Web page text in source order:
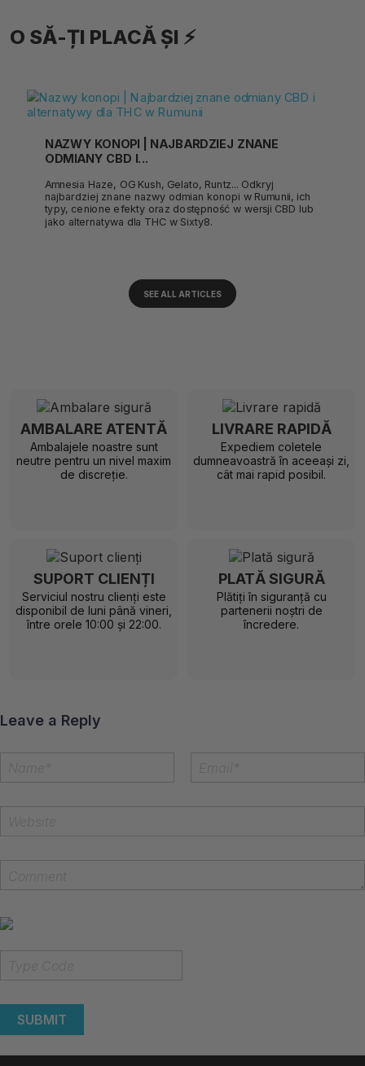
O SĂ-ȚI PLACĂ ȘI ⚡
NAZWY KONOPI | NAJBARDZIEJ ZNANE
ODMIANY CBD I...
Amnesia Haze, OG Kush, Gelato, Runtz... Odkryj
najbardziej znane nazwy odmian konopi w Rumunii, ich
typy, cenione efekty oraz dostępność w wersji CBD lub
jako alternatywa dla THC w Sixty8.
SEE ALL ARTICLES
AMBALARE ATENTĂ
Ambalajele noastre sunt
neutre pentru un nivel maxim
de discreție.
LIVRARE RAPIDĂ
Expediem coletele
dumneavoastră în aceeași zi,
cât mai rapid posibil.
SUPORT CLIENȚI
Serviciul nostru clienți este
disponibil de luni până vineri,
între orele 10:00 și 22:00.
PLATĂ SIGURĂ
Plătiți în siguranță cu
partenerii noștri de
încredere.
Leave a Reply
SUBMIT